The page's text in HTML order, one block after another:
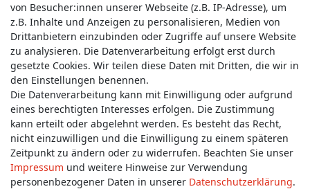
Service & Kontakt
Wünschen Sie einen Rückruf?
service@allmyclothes.de
Schreiben Sie uns:
service@allmyclothes.de
von Besucher:innen unserer Webseite (z.B. IP-Adresse), um
z.B. Inhalte und Anzeigen zu personalisieren, Medien von
Drittanbietern einzubinden oder Zugriffe auf unsere Website
zu analysieren. Die Datenverarbeitung erfolgt erst durch
gesetzte Cookies. Wir teilen diese Daten mit Dritten, die wir in
den Einstellungen benennen.
Die Datenverarbeitung kann mit Einwilligung oder aufgrund
eines berechtigten Interesses erfolgen. Die Zustimmung
kann erteilt oder abgelehnt werden. Es besteht das Recht,
nicht einzuwilligen und die Einwilligung zu einem späteren
Zeitpunkt zu ändern oder zu widerrufen. Beachten Sie unser
Impressum und weitere Hinweise zur Verwendung
personenbezogener Daten in unserer Daten­schutz­erklärung.